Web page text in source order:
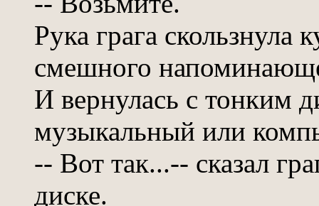
Рука грага скользнула
смешного
И вернулась с тонким
музыкальный или
-- Вот так...-- сказал
диске.